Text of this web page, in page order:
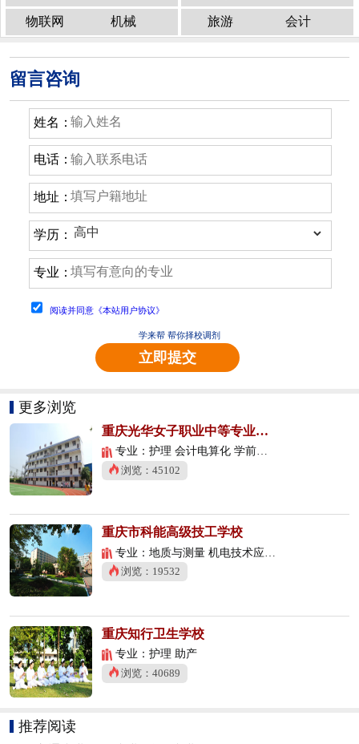
物联网 机械 旅游 会计
留言咨询
姓名：
电话：
地址：
学历：
专业：
阅读并同意《本站用户协议》
学来帮 帮你择校调剂
立即提交
更多浏览
重庆光华女子职业中等专业学校
专业：护理 会计电算化 学前教育
浏览：45102
重庆市科能高级技工学校
专业：地质与测量 机电技术应用 数控技术应用
浏览：19532
重庆知行卫生学校
专业：护理 助产
浏览：40689
推荐阅读